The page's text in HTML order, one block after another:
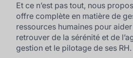
Et ce n’est pas tout, nous
offre complète en matière de
ressources humaines pour
retrouver de la sérénité et de
gestion et le pilotage de ses RH.